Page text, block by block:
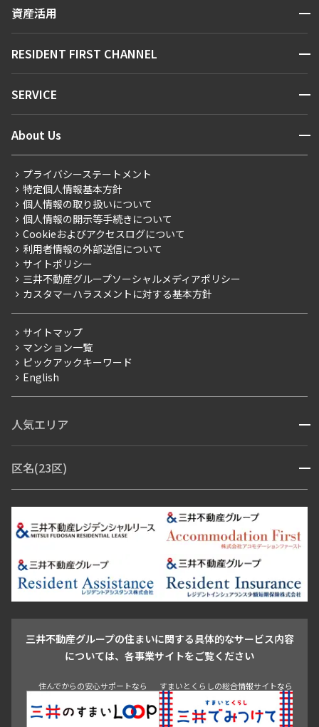
新着情報から探す
新着募集情報
こだわりから探す
こだわり一覧
プレミアムマンション
新築
当社限定（港区・渋谷区）
当社限定（港区・渋谷区以外）
三井不動産企画
賃料改定
フリーレント
ペット可
ブランドマンション
お問い合わせ
資産活用 開閉
お問い合わせ
RESIDENT FIRST CHANNEL 開閉
マンションレポート
住まいのコラム
SERVICE 開閉
会員ページ
ご入居・提携サービス
お部屋探しからご契約まで
よくあるご質問
社宅紹介
【仲介会社様向け】当社仲介事業部取り扱い物件入居申込
About Us 開閉
会社情報
事業案内
採用情報
ニュースリリース
お問い合わせ
プライバシーステートメント
特定個人情報基本方針
個人情報の取り扱いについて
個人情報の開示等手続きについて
Cookieおよびアクセスログについて
利用者情報の外部送信について
サイトポリシー
三井不動産グループソーシャルメディアポリシー
カスタマーハラスメントに対する基本方針
サイトマップ
マンション一覧
ピックアックキーワード
English
人気エリア 開閉
青山・表参道・原宿
市ヶ谷・神楽坂・飯田橋
三田・芝・浜松町
芝浦・汐留・品川
月島・勝どき・豊洲
本郷・春日・小石川
目白・高田馬場・早稲田
池尻大橋・三軒茶屋
祐天寺・学芸大学・自由が丘
駒沢・用賀・二子玉川
成城・砧
池袋・板橋・王子
青山 渋谷 東京・大手町 新宿 品川
目黒・中目黒
区名(23区) 開閉
江東区 台東区 墨田区
中野区
豊島区
杉並区 板橋区 練馬区 荒川区
足立区
葛飾区
江戸川区
三井不動産グループの住まいに関する具体的なサービス内容
については、各事業サイトをご覧ください
住んでからの安心サポートなら すまいとくらしの総合情報サイトなら